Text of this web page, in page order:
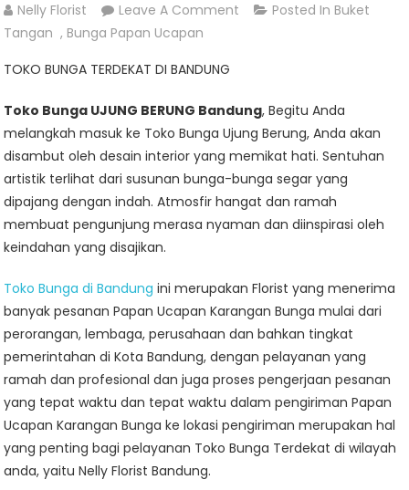
Nelly Florist Leave A Comment On
BANDUNG
Posted In Buket
Tangan , Bunga Papan Ucapan
TOKO BUNGA TERDEKAT DI BANDUNG
Toko Bunga UJUNG BERUNG Bandung, Begitu Anda
melangkah masuk ke Toko Bunga Ujung Berung, Anda akan
disambut oleh desain interior yang memikat hati. Sentuhan
artistik terlihat dari susunan bunga-bunga segar yang
dipajang dengan indah. Atmosfir hangat dan ramah
membuat pengunjung merasa nyaman dan diinspirasi oleh
keindahan yang disajikan.
Toko Bunga di Bandung ini merupakan Florist yang menerima
banyak pesanan Papan Ucapan Karangan Bunga mulai dari
perorangan, lembaga, perusahaan dan bahkan tingkat
pemerintahan di Kota Bandung, dengan pelayanan yang
ramah dan profesional dan juga proses pengerjaan pesanan
yang tepat waktu dan tepat waktu dalam pengiriman Papan
Ucapan Karangan Bunga ke lokasi pengiriman merupakan hal
yang penting bagi pelayanan Toko Bunga Terdekat di wilayah
anda, yaitu Nelly Florist Bandung.